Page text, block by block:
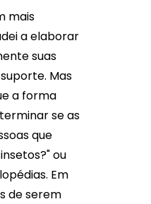
mais
a elaborar
suas
Mas
a forma
se as
que
ou
Em
de serem